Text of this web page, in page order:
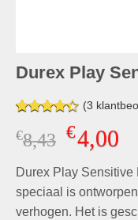
Durex Play
Gewaardeerd
4.33 op 5
gebaseerd
waarderingen
(3
€8,43
prijs
was:
€8,43.
€4,00
is:
Durex Play
speciaal is
verhogen. Het is